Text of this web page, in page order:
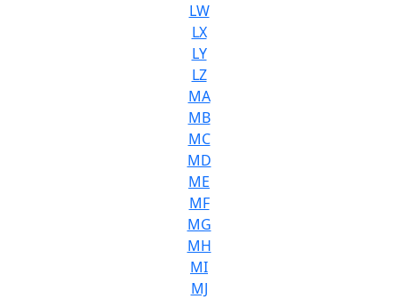
LW
LX
LY
LZ
MA
MB
MC
MD
ME
MF
MG
MH
MI
MJ